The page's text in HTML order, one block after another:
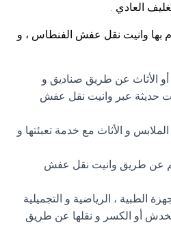
العادي .
بها وانيت نقل عفش الفنطاس ، و
الأثاث عن طريق صناديق و
حديثة عبر وانيت نقل عفش
و الأثاث مع خدمة تعبئتها و
عن طريق وانيت نقل عفش
الطبية ، الرياضية و التجميلية
أو الكسر و نقلها عن طريق